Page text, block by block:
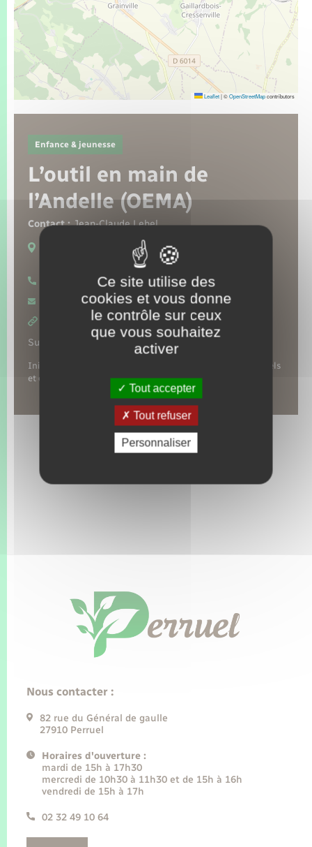
Seniors
Transports
Voirie et espace public
Leaflet|©OpenStreetMapcontributors
Enfance & jeunesse
L’outil en main de
l’Andelle (OEMA)
Contact :Jean-Claude Lebel
06 77 48 25 61
Contacter par mail
https://www.loutilenmain.fr/
Suivez-nous sur :
Initiation des enfants de plus de 9 ans aux métiers manuels
et du patrimoine.
Nous contacter :
82 rue du Général de gaulle
27910 Perruel
Horaires d'ouverture :
mardi de 15h à 17h30
mercredi de 10h30 à 11h30 et de 15h à 16h
vendredi de 15h à 17h
02 32 49 10 64
Ce site utilise des
cookies et vous donne
le contrôle sur ceux
que vous souhaitez
activer
Tout accepter
Tout refuser
Personnaliser